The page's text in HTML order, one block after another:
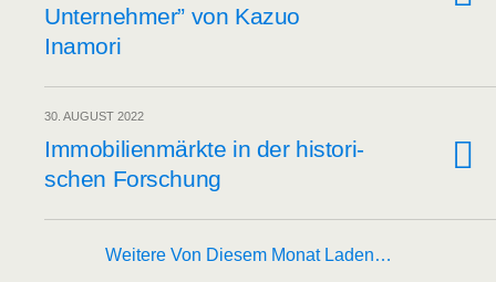
Unter­neh­mer” von Kazuo
Inamori
30. AUGUST 2022
Immo­bi­li­en­märk­te in der his­to­ri­
schen Forschung
Weitere Von Diesem Monat Laden…